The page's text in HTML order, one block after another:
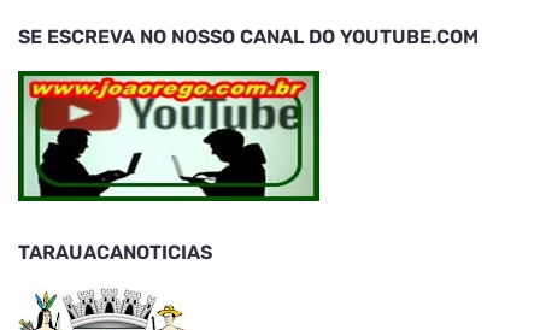
SE ESCREVA NO NOSSO CANAL DO YOUTUBE.COM
TARAUACANOTICIAS